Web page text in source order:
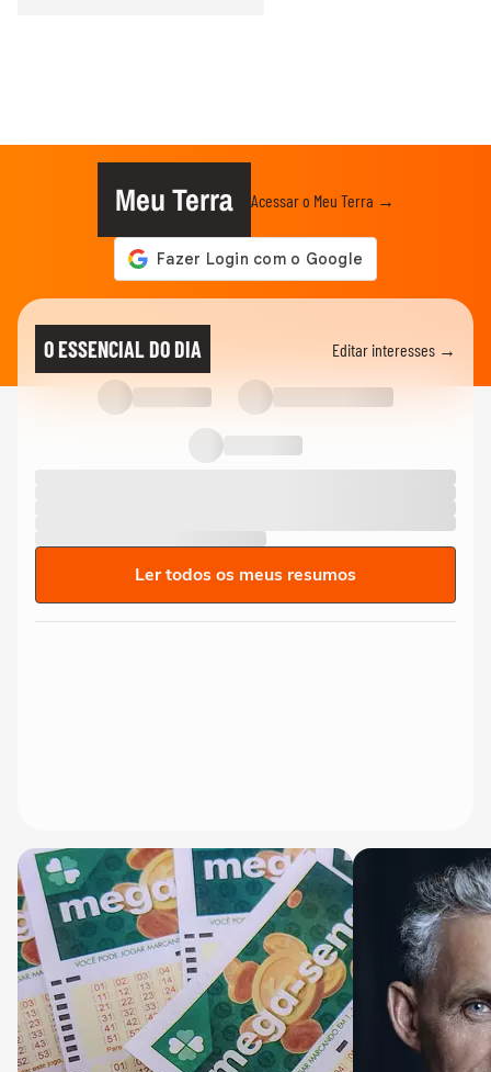
Meu Terra Acessar o Meu Terra →
O ESSENCIAL DO DIA Editar interesses →
Ler todos os meus resumos